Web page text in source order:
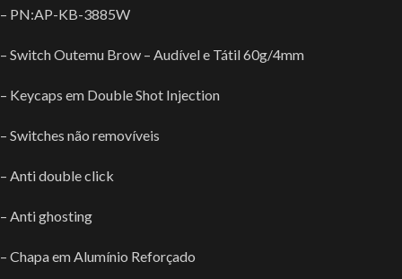
– PN:AP-KB-3885W
– Switch Outemu Brow – Audível e Tátil 60g/4mm
– Keycaps em Double Shot Injection
– Switches não removíveis
– Anti double click
– Anti ghosting
– Chapa em Alumínio Reforçado